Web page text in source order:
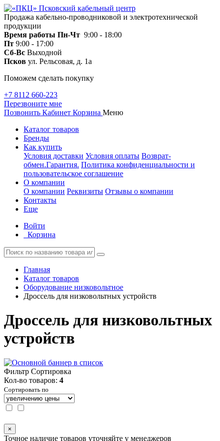
Продажа кабельно-проводниковой и электротехнической
продукции
Время работы Пн-Чт 9:00 - 18:00
Пт 9:00 - 17:00
Сб-Вс Выходной
Псков ул. Рельсовая, д. 1а
Поможем сделать покупку
+7 8112 660-223
Перезвоните мне
Позвонить Кабинет Корзина Меню
Каталог товаров
Бренды
Как купить
Условия доставки Условия оплаты Возврат-
обмен.Гарантия. Политика конфиденциальности и
пользовательское соглашение
О компании
О компании Реквизиты Отзывы о компании
Контакты
Еще
Войти
Корзина
Главная
Каталог товаров
Оборудование низковольтное
Дроссель для низковольтных устройств
Дроссель для низковольтных
устройств
Фильтр Сортировка
Кол-во товаров: 4
Сортировать по
×
Точное наличие товаров уточняйте у менеджеров